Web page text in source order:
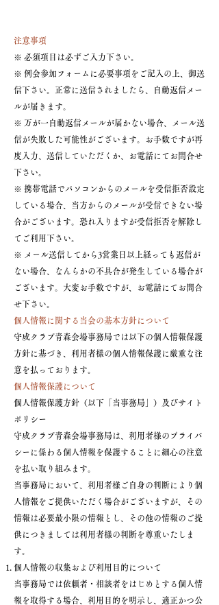
注意事項
※ 必須項目は必ずご入力下さい。
※ 例会参加フォームに必要事項をご記入の上、御送
信下さい。正常に送信されましたら、自動返信メー
ルが届きます。
※ 万が一自動返信メールが届かない場合、メール送
信が失敗した可能性がございます。お手数ですが再
度入力、送信していただくか、お電話にてお問合せ
下さい。
※ 携帯電話でパソコンからのメールを受信拒否設定
している場合、当方からのメールが受信できない場
合がございます。恐れ入りますが受信拒否を解除し
てご利用下さい。
※ メール送信してから3営業日以上経っても返信が
ない場合、なんらかの不具合が発生している場合が
ございます。大変お手数ですが、お電話にてお問合
せ下さい。
個人情報に関する当会の基本方針について
守成クラブ青森会場事務局では以下の個人情報保護
方針に基づき、利用者様の個人情報保護に厳重な注
意を払っております。
個人情報保護について
個人情報保護方針（以下「当事務局」）及びサイト
ポリシー
守成クラブ青森会場事務局は、利用者様のプライバ
シーに係わる個人情報を保護することに細心の注意
を払い取り組みます。
当事務局において、利用者様ご自身の判断により個
人情報をご提供いただく場合がございますが、その
情報は必要最小限の情報とし、その他の情報のご提
供につきましては利用者様の判断を尊重いたしま
す。
個人情報の収集および利用目的について
当事務局では依頼者・相談者をはじめとする個人情
報を取得する場合、利用目的を明示し、適正かつ公